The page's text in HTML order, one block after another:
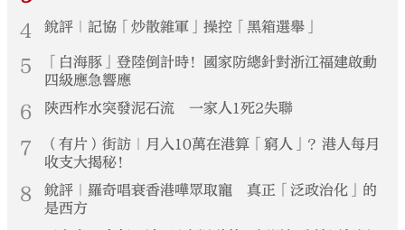
4 銳評｜記協「炒散雜軍」操控「黑箱選舉」
5
「白海豚」登陸倒計時！國家防總針對浙江福建啟動
四級應急響應
6 陝西柞水突發泥石流 一家人1死2失聯
7
（有片）街訪｜月入10萬在港算「窮人」？港人每月
收支大揭秘！
8
銳評｜羅奇唱衰香港嘩眾取寵 真正「泛政治化」的
是西方